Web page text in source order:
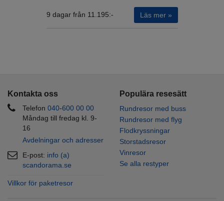
9 dagar från 11.195:- Läs mer »
Kontakta oss
Telefon 040-600 00 00
Måndag till fredag kl. 9-
16
Avdelningar och adresser
E-post: info (a)
scandorama.se
Villkor för paketresor
Populära resesätt
Rundresor med buss
Rundresor med flyg
Flodkryssningar
Storstadsresor
Vinresor
Se alla restyper